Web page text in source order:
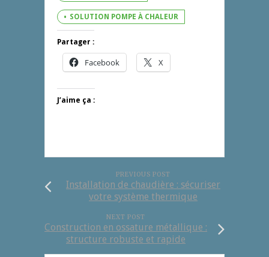
SOLUTION POMPE À CHALEUR
Partager :
Facebook X
J’aime ça :
PREVIOUS POST
Installation de chaudière : sécuriser
votre système thermique
NEXT POST
Construction en ossature métallique :
structure robuste et rapide